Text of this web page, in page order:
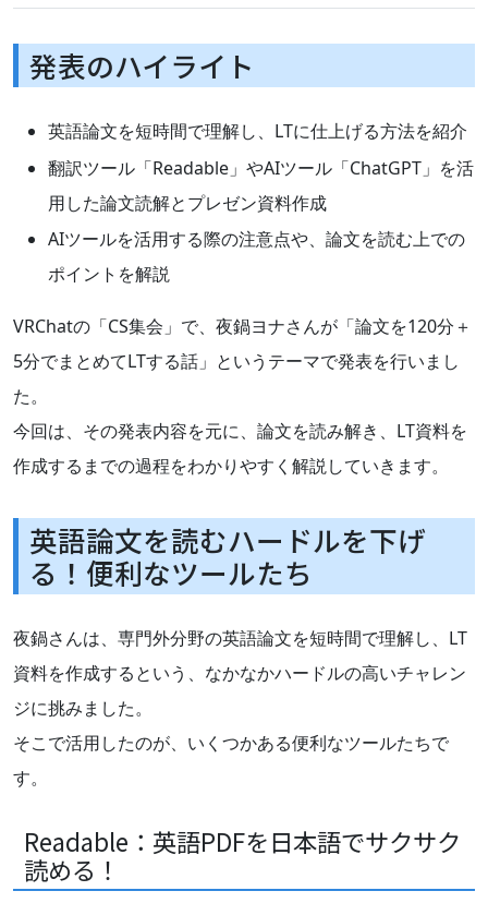
発表のハイライト
英語論文を短時間で理解し、LTに仕上げる方法を紹介
翻訳ツール「Readable」やAIツール「ChatGPT」を活
用した論文読解とプレゼン資料作成
AIツールを活用する際の注意点や、論文を読む上での
ポイントを解説
VRChatの「CS集会」で、夜鍋ヨナさんが「論文を120分＋
5分でまとめてLTする話」というテーマで発表を行いまし
た。
今回は、その発表内容を元に、論文を読み解き、LT資料を
作成するまでの過程をわかりやすく解説していきます。
英語論文を読むハードルを下げ
る！便利なツールたち
夜鍋さんは、専門外分野の英語論文を短時間で理解し、LT
資料を作成するという、なかなかハードルの高いチャレン
ジに挑みました。
そこで活用したのが、いくつかある便利なツールたちで
す。
Readable：英語PDFを日本語でサクサク
読める！